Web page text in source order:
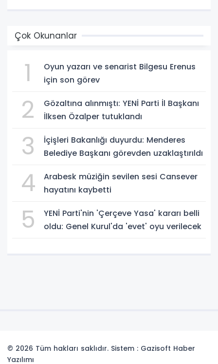
Çok Okunanlar
1
Oyun yazarı ve senarist Bilgesu Erenus
için son görev
2
Gözaltına alınmıştı: YENİ Parti İl Başkanı
İlksen Özalper tutuklandı
3
İçişleri Bakanlığı duyurdu: Menderes
Belediye Başkanı görevden uzaklaştırıldı
4
Arabesk müziğin sevilen sesi Cansever
hayatını kaybetti
5
YENİ Parti'nin 'Çerçeve Yasa' kararı belli
oldu: Genel Kurul'da 'evet' oyu verilecek
© 2026 Tüm hakları saklıdır. Sistem : Gazisoft Haber
Yazılımı